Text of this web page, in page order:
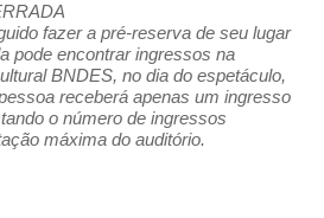
fazer a pré-reserva de seu lugar
pode encontrar ingressos na
BNDES, no dia do espetáculo,
receberá apenas um ingresso
o número de ingressos
máxima do auditório.